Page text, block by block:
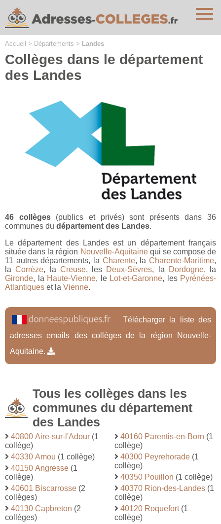
Accueil > Départements > Landes
Collèges dans le département
des Landes
46 collèges(publics et privés) sont présents dans 36
communes du département des Landes.
Le département des Landes est un département français
située dans la région Nouvelle-Aquitainequi se compose de
11 autres départements, la Charente, laCharente-Maritime,
laCorrèze, la Creuse, les Deux-Sèvres, la Dordogne, la
Gironde, la Haute-Vienne, le Lot-et-Garonne, les Pyrénées-
Atlantiques et la Vienne.
Télécharger la liste des
adresses emails des collèges de la région Nouvelle-
Aquitaine.
Tous les collèges dans les
communes du département
des Landes
40800 Aire-sur-l'Adour (1
collège)
40330 Amou (1 collège)
40150 Angresse (1
collège)
40601 Biscarrosse (2
collèges)
40130 Capbreton (2
collèges)
40160 Parentis-en-Born (1
collège)
40300 Peyrehorade (1
collège)
40350 Pouillon (1 collège)
40370 Rion-des-Landes (1
collège)
40120 Roquefort(1
collège)